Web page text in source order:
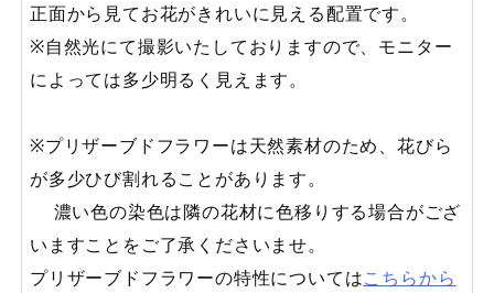
正面から見てお花がきれいに見える配置です。
※自然光にて撮影いたしておりますので、モニター
によっては多少明るく見えます。
※プリザーブドフラワーは天然素材のため、花びら
が多少ひび割れることがあります。
濃い色の染色は隣の花材に色移りする場合がござ
いますことをご了承くださいませ。
プリザーブドフラワーの特性についてはこちらから